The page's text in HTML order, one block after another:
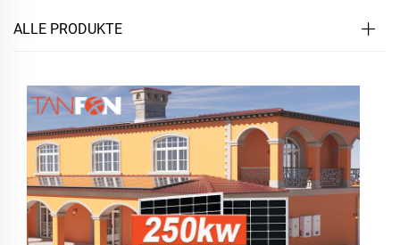
ALLE PRODUKTE